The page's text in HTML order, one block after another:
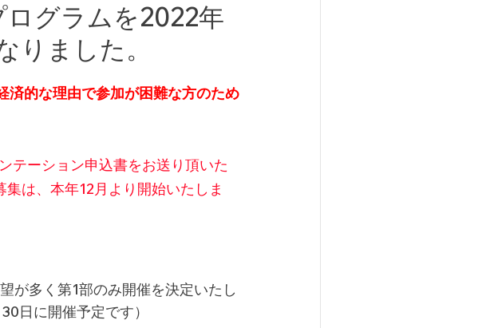
グラムを2022年
りました。
済的な理由で参加が困難な方のため
テーション申込書をお送り頂いた
は、本年12月より開始いたしま
が多く第1部のみ開催を決定いたし
日に開催予定です）